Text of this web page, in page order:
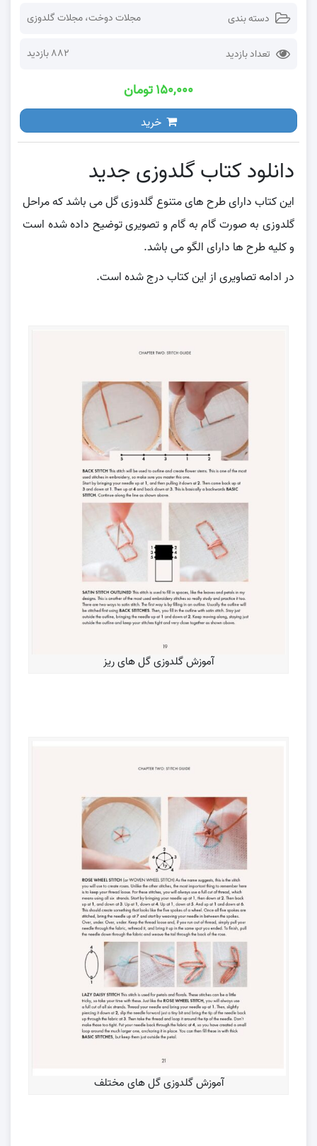
دسته بندی مجلات دوخت،مجلات گلدوزی
تعداد بازدید 882 بازدید
۱۵۰,۰۰۰ تومان
خرید
دانلود کتاب گلدوزی جدید
این کتاب دارای طرح های متنوع گلدوزی گل می باشد که مراحل
گلدوزی به صورت گام به گام و تصویری توضیح داده شده است
و کلیه طرح ها دارای الگو می باشد.
در ادامه تصاویری از این کتاب درج شده است.
آموزش گلدوزی گل های ریز
آموزش گلدوزی گل های مختلف